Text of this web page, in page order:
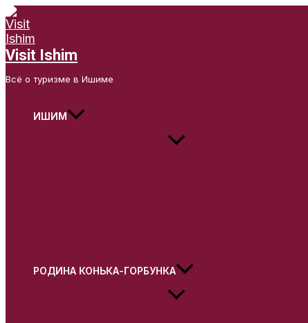
Перейти
к
содержимому
Visit Ishim
Всё о туризме в Ишиме
ИШИМ
Переключатель
РОДИНА КОНЬКА-ГОРБУНКА
Переключатель
Переключатель
Переключатель
Переключатель